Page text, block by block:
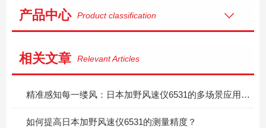
产品中心 Product classification
相关文章 Relevant Articles
精准感知每一缕风：日本加野风速仪6531的多场景应用价值
如何提高日本加野风速仪6531的测量精度？